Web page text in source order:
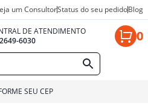
um ConsultorStatus do seu pedidoBlog
DE ATENDIMENTO
6030
0
SEU CEP